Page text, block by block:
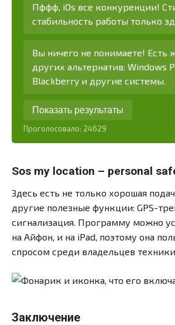
Пффф, iOs все конкуренции!
стабильность работы только
Вы ничего не понимаете! Есть
других альтернатив: Windows
Blackberry и другие системы.
Показать результаты
Проголосовало: 24629
Sos my location – personal
Здесь есть не только хорошая
другие полезные функции: GPS-
сигнализация. Программу можно
на Айфон, и на iPad, поэтому она
спросом среди владельцев
Заключение